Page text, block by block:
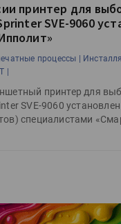
принтер для
SVE-9060
процессы |
|
принтер для
SVE-9060
специалистами
ООО "Передовые Системы